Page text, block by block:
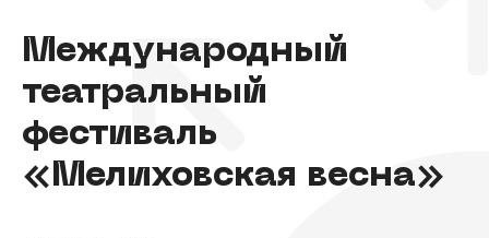
Международный
театральный
фестиваль
«Мелиховская весна»